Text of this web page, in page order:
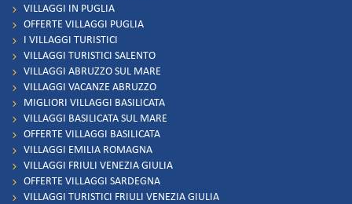
VILLAGGI IN PUGLIA
OFFERTE VILLAGGI PUGLIA
I VILLAGGI TURISTICI
VILLAGGI TURISTICI SALENTO
VILLAGGI ABRUZZO SUL MARE
VILLAGGI VACANZE ABRUZZO
MIGLIORI VILLAGGI BASILICATA
VILLAGGI BASILICATA SUL MARE
OFFERTE VILLAGGI BASILICATA
VILLAGGI EMILIA ROMAGNA
VILLAGGI FRIULI VENEZIA GIULIA
OFFERTE VILLAGGI SARDEGNA
VILLAGGI TURISTICI FRIULI VENEZIA GIULIA